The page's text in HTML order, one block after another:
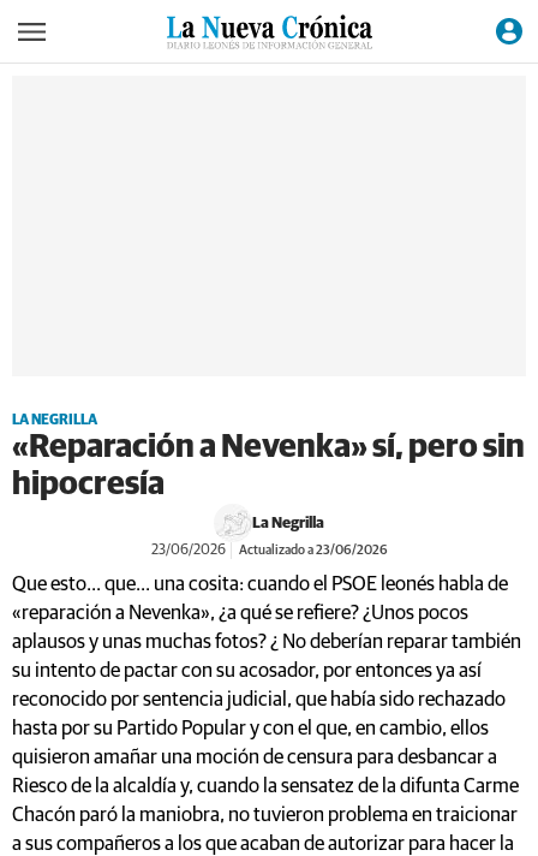
LA NEGRILLA
«Reparación a Nevenka» sí, pero sin
hipocresía
La Negrilla
23/06/2026 Actualizado a 23/06/2026
Que esto... que... una cosita: cuando el PSOE leonés habla de
«reparación a Nevenka», ¿a qué se refiere? ¿Unos pocos
aplausos y unas muchas fotos? ¿ No deberían reparar también
su intento de pactar con su acosador, por entonces ya así
reconocido por sentencia judicial, que había sido rechazado
hasta por su Partido Popular y con el que, en cambio, ellos
quisieron amañar una moción de censura para desbancar a
Riesco de la alcaldía y, cuando la sensatez de la difunta Carme
Chacón paró la maniobra, no tuvieron problema en traicionar
a sus compañeros a los que acaban de autorizar para hacer la